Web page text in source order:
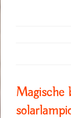
Magische